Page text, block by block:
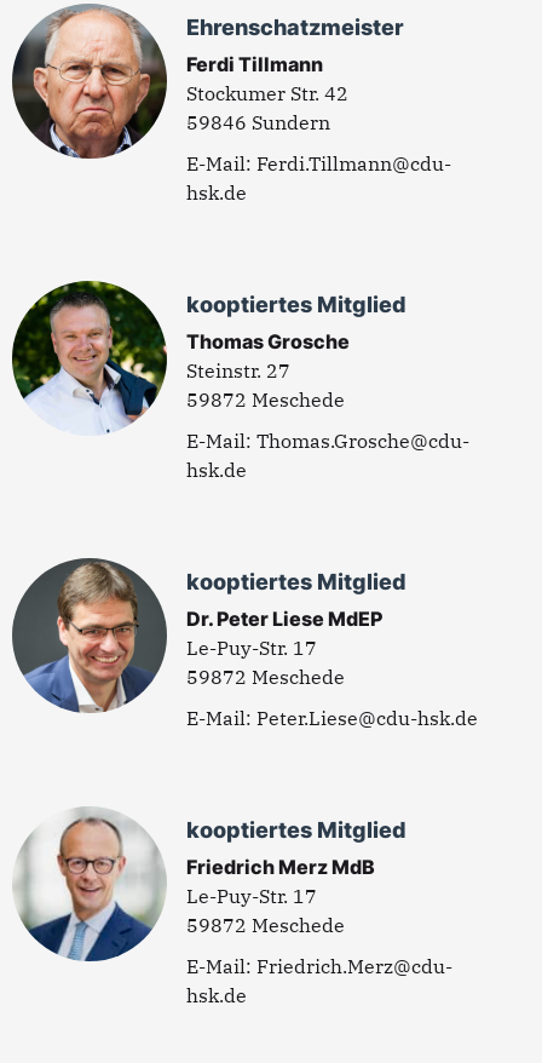
Ehrenschatzmeister
Ferdi Tillmann
Stockumer Str. 42
59846 Sundern
Ferdi.Tillmann@cdu-
hsk.de
kooptiertes Mitglied
Thomas Grosche
Steinstr. 27
59872 Meschede
Thomas.Grosche@cdu-
hsk.de
kooptiertes Mitglied
Dr. Peter Liese MdEP
Le-Puy-Str. 17
59872 Meschede
Peter.Liese@cdu-hsk.de
kooptiertes Mitglied
Friedrich Merz MdB
Le-Puy-Str. 17
59872 Meschede
Friedrich.Merz@cdu-
hsk.de